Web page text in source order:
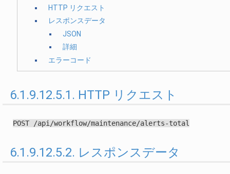
HTTP リクエスト
レスポンスデータ
JSON
詳細
エラーコード
6.1.9.12.5.1. HTTP リクエスト
POST /api/workflow/maintenance/alerts-total
6.1.9.12.5.2. レスポンスデータ